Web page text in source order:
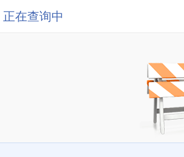
正在查询中